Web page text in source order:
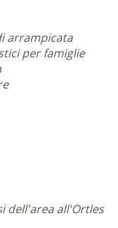
arrampicata
per famiglie
dell'area all'Ortles